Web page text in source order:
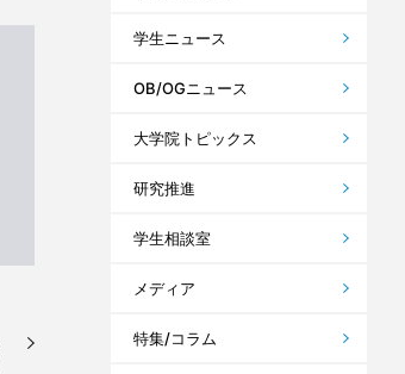
学生ニュース
OB/OGニュース
大学院トピックス
研究推進
学生相談室
メディア
特集/コラム